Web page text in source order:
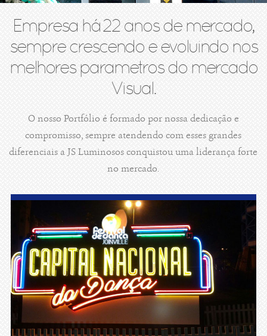
Empresa há 22 anos de mercado,
sempre crescendo e evoluindo nos
melhores parametros do mercado
Visual.
O nosso Portfólio é formado por nossa dedicação e
compromisso, sempre atendendo com esses grandes
diferenciais a JS Luminosos conquistou uma liderança forte
no mercado.